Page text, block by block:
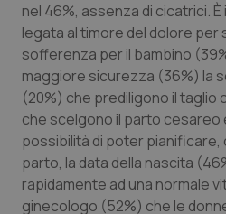
Molise
Piemonte
Provincia Autonoma di
Provincia Autonoma di
Puglia
Epatiti
HIV
Infezioni & Febbre
Ipertensione &
Malattie rare
nel 46%, assenza di cicatrici.
legata al timore del dolore per
sofferenza per il bambino
maggiore sicurezza (36%) la
(20%) che prediligono il taglio
che scelgono il parto cesareo
possibilità di poter pianificare,
parto, la data della nascita
rapidamente ad una normale
ginecologo (52%) che le